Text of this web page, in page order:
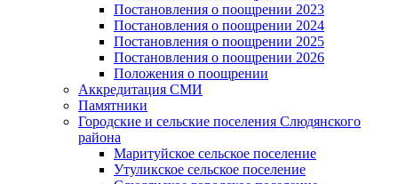
Постановления о поощрении 2023
Постановления о поощрении 2024
Постановления о поощрении 2025
Постановления о поощрении 2026
Положения о поощрении
Аккредитация СМИ
Памятники
Городские и сельские поселения Слюдянского
района
Маритуйское сельское поселение
Утуликское сельское поселение